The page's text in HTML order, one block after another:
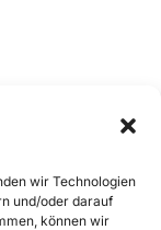
wir Technologien
und/oder darauf
können wir